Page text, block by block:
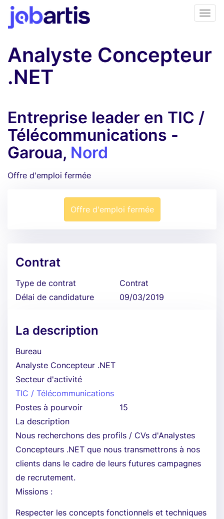
Analyste Concepteur
.NET
Entreprise leader en TIC /
Télécommunications -
Garoua, Nord
Offre d'emploi fermée
Offre d'emploi fermée
Contrat
Type de contrat
Contrat
Délai de candidature
09/03/2019
La description
Bureau
Analyste Concepteur .NET
Secteur d'activité
TIC / Télécommunications
Postes à pourvoir
15
La description
Nous recherchons des profils / CVs d'Analystes
Concepteurs .NET que nous transmettrons à nos
clients dans le cadre de leurs futures campagnes
de recrutement.
Missions :
Respecter les concepts fonctionnels et techniques